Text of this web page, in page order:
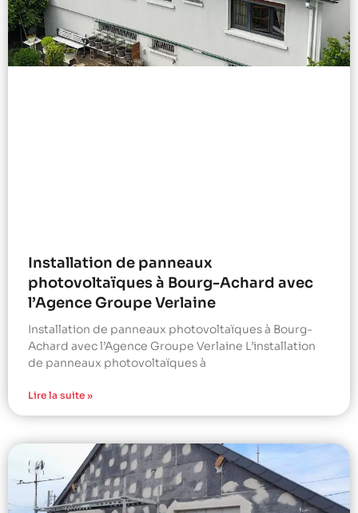
Installation de panneaux
photovoltaïques à Bourg-Achard avec
l’Agence Groupe Verlaine
Installation de panneaux photovoltaïques à Bourg-
Achard avec l’Agence Groupe Verlaine L’installation
de panneaux photovoltaïques à
Lire la suite »